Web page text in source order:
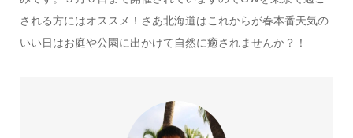
される方にはオススメ！さあ北海道はこれからが春本番天気の
いい日はお庭や公園に出かけて自然に癒されませんか？！